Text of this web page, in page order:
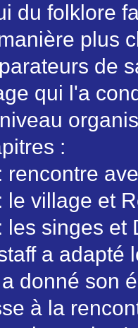
du folklore
plus
de
qui l'a
:
rencontre
le village et
les singes et
a adapté
donné son
à la